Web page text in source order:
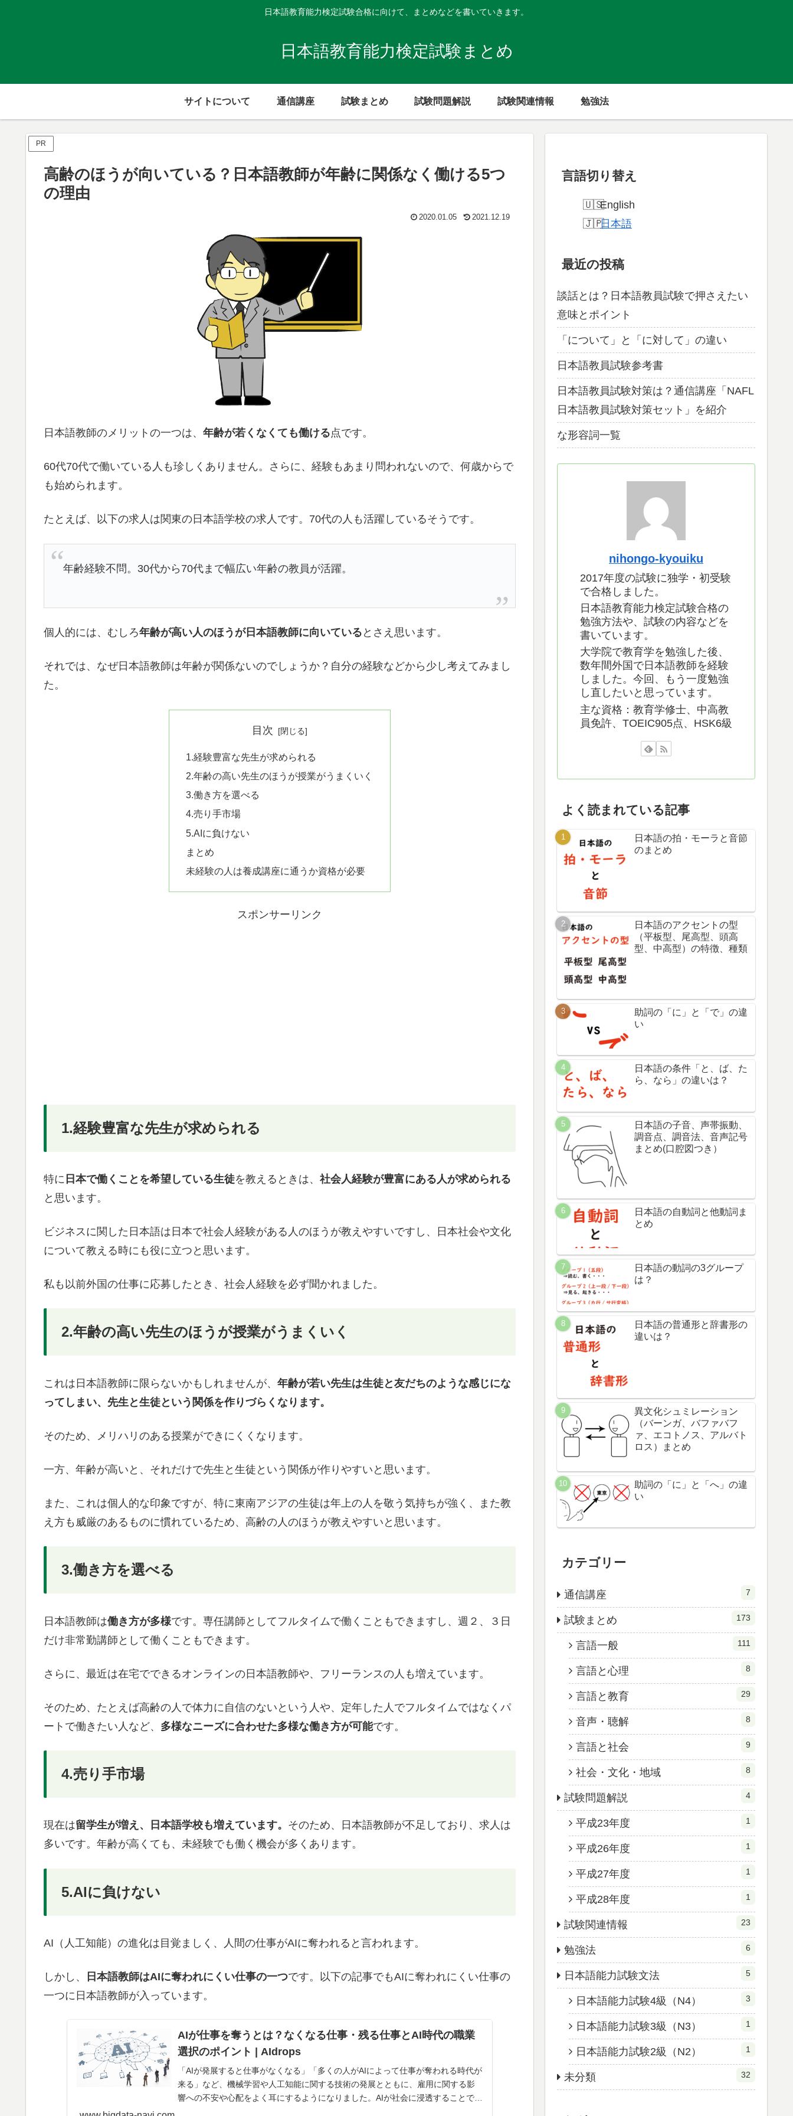
日本語教育能力検定試験合格に向けて、まとめなどを書いていきます。
日本語教育能力検定試験まとめ
サイトについて 通信講座 試験まとめ 試験問題解説 試験関連情報 勉強法
PR
高齢のほうが向いている？日本語教師が年齢に関係なく働ける5つ
の理由
2020.01.05 2021.12.19
日本語教師のメリットの一つは、 年齢が若くなくても働ける点です。
60代70代で働いている人も珍しくありません。さらに、経験もあまり問われないので、何歳からで
も始められます。
たとえば、以下の求人は関東の日本語学校の求人です。70代の人も活躍しているそうです。
年齢経験不問。30代から70代まで幅広い年齢の教員が活躍。
個人的には、むしろ年齢が高い人のほうが日本語教師に向いている とさえ思います。
それでは、なぜ日本語教師は年齢が関係ないのでしょうか？自分の経験などから少し考えてみまし
た。
目次
1.経験豊富な先生が求められる
2.年齢の高い先生のほうが授業がうまくいく
3.働き方を選べる
4.売り手市場
5.AIに負けない
まとめ
未経験の人は養成講座に通うか資格が必要
スポンサーリンク
1.経験豊富な先生が求められる
特に 日本で働くことを希望している生徒を教えるときは、 社会人経験が豊富にある人が求められる
と思います。
ビジネスに関した日本語は日本で社会人経験がある人のほうが教えやすいですし、日本社会や文化
について教える時にも役に立つと思います。
私も以前外国の仕事に応募したとき、社会人経験を必ず聞かれました。
2.年齢の高い先生のほうが授業がうまくいく
これは日本語教師に限らないかもしれませんが、 年齢が若い先生は生徒と友だちのような感じにな
ってしまい、先生と生徒という関係を作りづらくなります。
そのため、メリハリのある授業ができにくくなります。
一方、年齢が高いと、それだけで先生と生徒という関係が作りやすいと思います。
また、これは個人的な印象ですが、特に東南アジアの生徒は年上の人を敬う気持ちが強く、また教
え方も威厳のあるものに慣れているため、高齢の人のほうが教えやすいと思います。
3.働き方を選べる
日本語教師は働き方が多様です。専任講師としてフルタイムで働くこともできますし、週２、３日
だけ非常勤講師として働くこともできます。
さらに、最近は在宅でできるオンラインの日本語教師や、フリーランスの人も増えています。
そのため、たとえば高齢の人で体力に自信のないという人や、定年した人でフルタイムではなくパ
ートで働きたい人など、 多様なニーズに合わせた多様な働き方が可能です。
4.売り手市場
現在は留学生が増え、日本語学校も増えています。 そのため、日本語教師が不足しており、求人は
多いです。年齢が高くても、未経験でも働く機会が多くあります。
5.AIに負けない
AI（人工知能）の進化は目覚ましく、人間の仕事がAIに奪われると言われます。
しかし、 日本語教師はAIに奪われにくい仕事の一つです。以下の記事でもAIに奪われにくい仕事の
一つに日本語教師が入っています。
AIが仕事を奪うとは？なくなる仕事・残る仕事とAI時代の職業
選択のポイント | AIdrops
「AIが発展すると仕事がなくなる」「多くの人がAIによって仕事が奪われる時代が
来る」など、機械学習や人工知能に関する技術の発展とともに、雇用に関する影
響への不安や心配をよく耳にするようになりました。AIが社会に浸透することで、
言語切り替え
English
日本語
最近の投稿
談話とは？日本語教員試験で押さえたい
意味とポイント
「について」と「に対して」の違い
日本語教員試験参考書
日本語教員試験対策は？通信講座「NAFL
日本語教員試験対策セット」を紹介
な形容詞一覧
nihongo-kyouiku
2017年度の試験に独学・初受験
で合格しました。
日本語教育能力検定試験合格の
勉強方法や、試験の内容などを
書いています。
大学院で教育学を勉強した後、
数年間外国で日本語教師を経験
しました。今回、もう一度勉強
し直したいと思っています。
主な資格：教育学修士、中高教
員免許、TOEIC905点、HSK6級
よく読まれている記事
日本語の拍・モーラと音節
のまとめ
日本語のアクセントの型
（平板型、尾高型、頭高
型、中高型）の特徴、種類
助詞の「に」と「で」の違
い
日本語の条件「と、ば、た
ら、なら」の違いは？
日本語の子音、声帯振動、
調音点、調音法、音声記号
まとめ(口腔図つき）
日本語の自動詞と他動詞ま
とめ
日本語の動詞の3グループ
は？
日本語の普通形と辞書形の
違いは？
異文化シュミレーション
（バーンガ、バファバフ
ァ、エコトノス、アルバト
ロス）まとめ
助詞の「に」と「へ」の違
い
カテゴリー
通信講座 7
試験まとめ 173
言語一般 111
言語と心理 8
言語と教育 29
音声・聴解 8
言語と社会 9
社会・文化・地域 8
試験問題解説 4
平成23年度 1
平成26年度 1
平成27年度 1
平成28年度 1
試験関連情報 23
勉強法 6
日本語能力試験文法 5
日本語能力試験4級（N4） 3
日本語能力試験3級（N3） 1
日本語能力試験2級（N2） 1
未分類 32